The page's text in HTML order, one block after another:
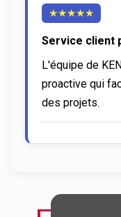
★★★★★
Service client
L'équipe de
proactive qui
des projets.